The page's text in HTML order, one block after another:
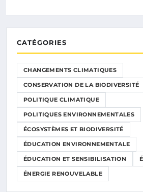
CATÉGORIES
CHANGEMENTS CLIMATIQUES
CONSERVATION DE LA BIODIVERSITÉ
POLITIQUE CLIMATIQUE
POLITIQUES ENVIRONNEMENTALES
ÉCOSYSTÈMES ET BIODIVERSITÉ
ÉDUCATION ENVIRONNEMENTALE
ÉDUCATION ET SENSIBILISATION
ÉNERGIE RENOUVELABLE